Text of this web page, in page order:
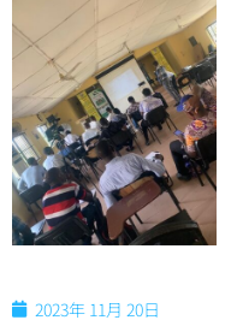
2023年 11月 20日